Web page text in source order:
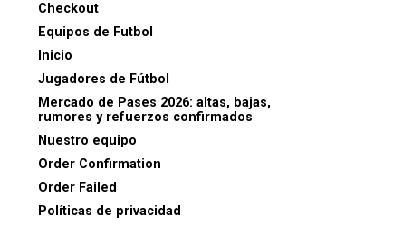
Checkout
Equipos de Futbol
Inicio
Jugadores de Fútbol
Mercado de Pases 2026: altas, bajas,
rumores y refuerzos confirmados
Nuestro equipo
Order Confirmation
Order Failed
Políticas de privacidad